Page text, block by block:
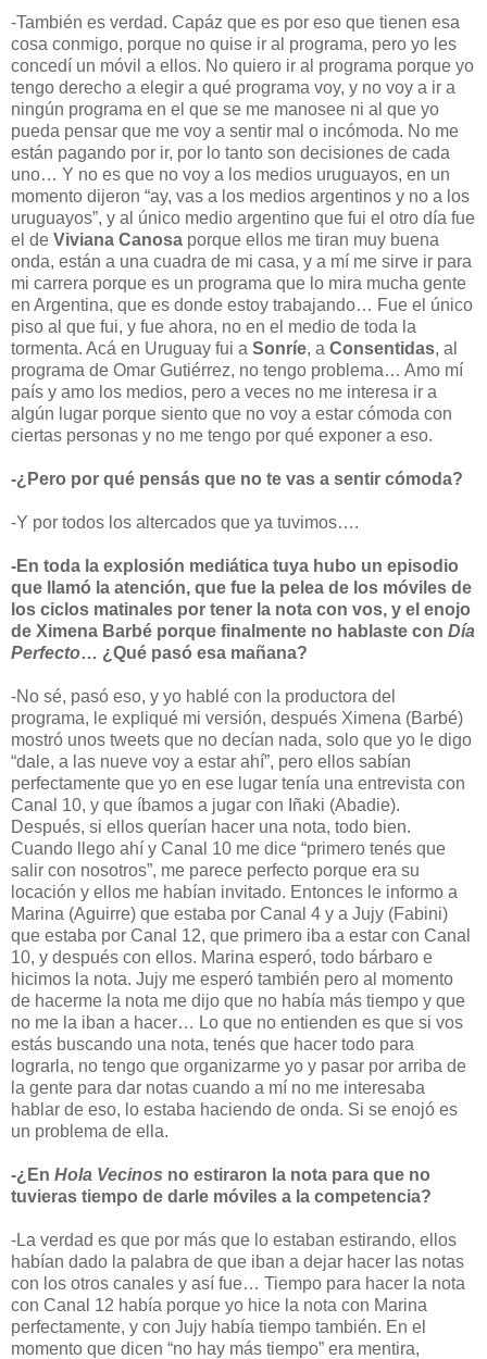
-También es verdad. Capáz que es por eso que tienen esa
cosa conmigo, porque no quise ir al programa, pero yo les
concedí un móvil a ellos. No quiero ir al programa porque yo
tengo derecho a elegir a qué programa voy, y no voy a ir a
ningún programa en el que se me manosee ni al que yo
pueda pensar que me voy a sentir mal o incómoda. No me
están pagando por ir, por lo tanto son decisiones de cada
uno… Y no es que no voy a los medios uruguayos, en un
momento dijeron “ay, vas a los medios argentinos y no a los
uruguayos”, y al único medio argentino que fui el otro día fue
el de Viviana Canosa porque ellos me tiran muy buena
onda, están a una cuadra de mi casa, y a mí me sirve ir para
mi carrera porque es un programa que lo mira mucha gente
en Argentina, que es donde estoy trabajando… Fue el único
piso al que fui, y fue ahora, no en el medio de toda la
tormenta. Acá en Uruguay fui a Sonríe, a Consentidas, al
programa de Omar Gutiérrez, no tengo problema… Amo mí
país y amo los medios, pero a veces no me interesa ir a
algún lugar porque siento que no voy a estar cómoda con
ciertas personas y no me tengo por qué exponer a eso.
-¿Pero por qué pensás que no te vas a sentir cómoda?
-Y por todos los altercados que ya tuvimos….
-En toda la explosión mediática tuya hubo un episodio
que llamó la atención, que fue la pelea de los móviles de
los ciclos matinales por tener la nota con vos, y el enojo
de Ximena Barbé porque finalmente no hablaste con Día
Perfecto… ¿Qué pasó esa mañana?
-No sé, pasó eso, y yo hablé con la productora del
programa, le expliqué mi versión, después Ximena (Barbé)
mostró unos tweets que no decían nada, solo que yo le digo
“dale, a las nueve voy a estar ahí”, pero ellos sabían
perfectamente que yo en ese lugar tenía una entrevista con
Canal 10, y que íbamos a jugar con Iñaki (Abadie).
Después, si ellos querían hacer una nota, todo bien.
Cuando llego ahí y Canal 10 me dice “primero tenés que
salir con nosotros”, me parece perfecto porque era su
locación y ellos me habían invitado. Entonces le informo a
Marina (Aguirre) que estaba por Canal 4 y a Jujy (Fabini)
que estaba por Canal 12, que primero iba a estar con Canal
10, y después con ellos. Marina esperó, todo bárbaro e
hicimos la nota. Jujy me esperó también pero al momento
de hacerme la nota me dijo que no había más tiempo y que
no me la iban a hacer… Lo que no entienden es que si vos
estás buscando una nota, tenés que hacer todo para
lograrla, no tengo que organizarme yo y pasar por arriba de
la gente para dar notas cuando a mí no me interesaba
hablar de eso, lo estaba haciendo de onda. Si se enojó es
un problema de ella.
-¿En Hola Vecinos no estiraron la nota para que no
tuvieras tiempo de darle móviles a la competencia?
-La verdad es que por más que lo estaban estirando, ellos
habían dado la palabra de que iban a dejar hacer las notas
con los otros canales y así fue… Tiempo para hacer la nota
con Canal 12 había porque yo hice la nota con Marina
perfectamente, y con Jujy había tiempo también. En el
momento que dicen “no hay más tiempo” era mentira,